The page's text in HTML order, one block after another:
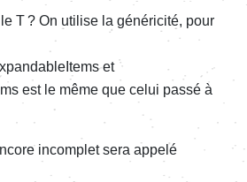
T ? On utilise la généricité, pour
et
est le même que celui passé à
incomplet sera appelé